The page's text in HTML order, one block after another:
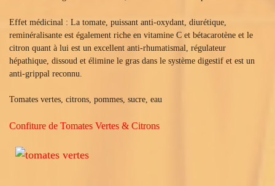
Effet médicinal : La tomate, puissant anti-oxydant, diurétique,
reminéralisante est également riche en vitamine C et bétacarotène et le
citron quant à lui est un excellent anti-rhumatismal, régulateur
hépathique, dissoud et élimine le gras dans le système digestif et est un
anti-grippal reconnu.
Tomates vertes, citrons, pommes, sucre, eau
Confiture de Tomates Vertes & Citrons